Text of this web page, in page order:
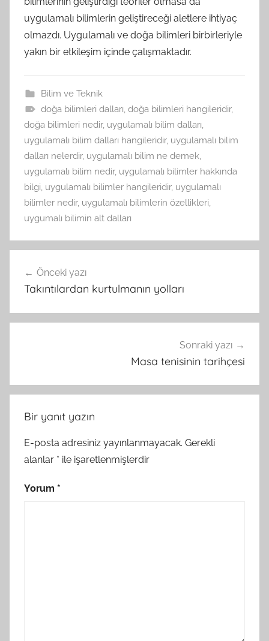
uygulamalı bilimlerin geliştireceği aletlere ihtiyaç
olmazdı. Uygulamalı ve doğa bilimleri birbirleriyle
yakın bir etkileşim içinde çalışmaktadır.
Bilim ve Teknik
doğa bilimleri dalları, doğa bilimleri hangileridir,
doğa bilimleri nedir, uygulamalı bilim dalları,
uygulamalı bilim dalları hangileridir, uygulamalı bilim
dalları nelerdir, uygulamalı bilim ne demek,
uygulamalı bilim nedir, uygulamalı bilimler hakkında
bilgi, uygulamalı bilimler hangileridir, uygulamalı
bilimler nedir, uygulamalı bilimlerin özellikleri,
uygumalı bilimin alt dalları
gezinmesi
Önceki yazı
Takıntılardan kurtulmanın yolları
Sonraki yazı
Masa tenisinin tarihçesi
Bir yanıt yazın
E-posta adresiniz yayınlanmayacak. Gerekli
alanlar * ile işaretlenmişlerdir
Yorum *